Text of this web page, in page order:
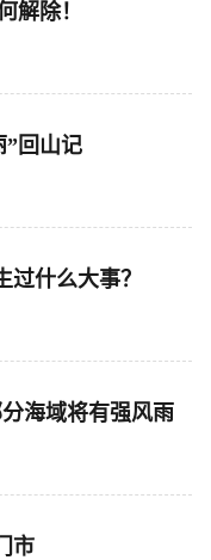
解除！
”回山记
过什么大事？
南海 南海大部分海域将有强风雨
市